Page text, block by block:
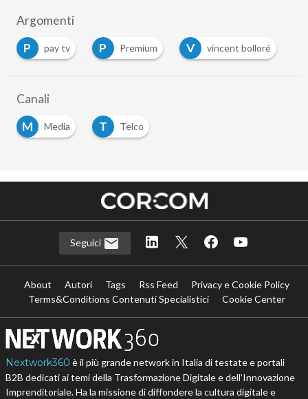
Argomenti
P
pay tv P Premium V vincent bolloré
Canali
M
Media T Telco
Seguici
About Autori Tags Rss Feed
Privacy e Cookie Policy
Terms&Conditions Contenuti Specialistici
Cookie Center
Nextwork360 è il più grande network in Italia di testate e portali
B2B dedicati ai temi della Trasformazione Digitale e dell’Innovazione
Imprenditoriale. Ha la missione di diffondere la cultura digitale e